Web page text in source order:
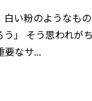
い粉のようなも
」 そう思われが
要なサ...